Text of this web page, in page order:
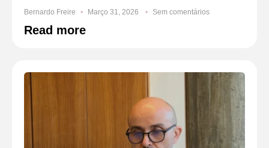
Bernardo Freire Março 31, 2026 Sem comentários
Read more